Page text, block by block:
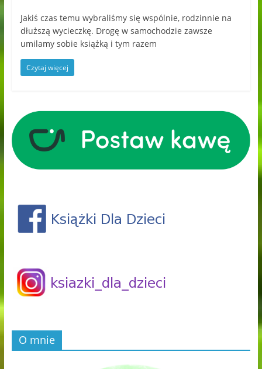
Jakiś czas temu wybraliśmy się wspólnie, rodzinnie na
dłuższą wycieczkę. Drogę w samochodzie zawsze
umilamy sobie książką i tym razem
Czytaj więcej
O mnie